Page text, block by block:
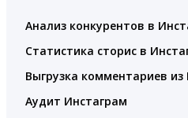
Анализ конкурентов в
Статистика сторис в
Выгрузка комментариев из
Аудит Инстаграм